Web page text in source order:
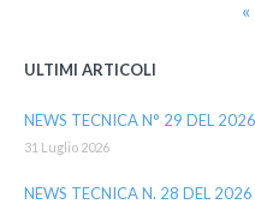
ULTIMI ARTICOLI
NEWS TECNICA N° 29 DEL 2026
31 Luglio 2026
NEWS TECNICA N. 28 DEL 2026